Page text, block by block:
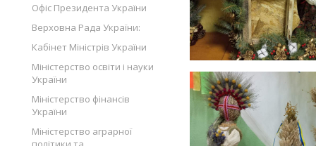
Офіс Президента України
Верховна Рада України:
Кабінет Міністрів України
Міністерство освіти і науки
України
Міністерство фінансів
України
Міністерство аграрної